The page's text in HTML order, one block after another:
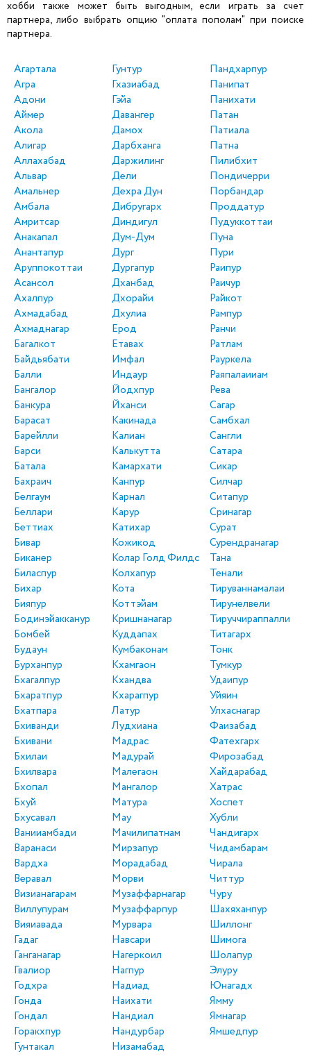
хобби также может быть выгодным, если играть за счет
партнера, либо выбрать опцию "оплата пополам" при поиске
партнера.
Агартала
Агра
Адони
Аймер
Акола
Алигар
Аллахабад
Альвар
Амальнер
Амбала
Амритсар
Анакапал
Анантапур
Аруппокоттаи
Асансол
Ахалпур
Ахмадабад
Ахмаднагар
Багалкот
Байдьябати
Балли
Бангалор
Банкура
Барасат
Барейлли
Барси
Батала
Бахраич
Белгаум
Беллари
Беттиах
Бивар
Биканер
Биласпур
Бихар
Бияпур
Бодинэйакканур
Бомбей
Будаун
Бурханпур
Бхагалпур
Бхаратпур
Бхатпара
Бхиванди
Бхивани
Бхилаи
Бхилвара
Бхопал
Бхуй
Бхусавал
Ванииамбади
Варанаси
Вардха
Веравал
Визианагарам
Виллупурам
Вияиавада
Гадаг
Ганганагар
Гвалиор
Годхра
Гонда
Гондал
Горакхпур
Гунтакал
Гунтур
Гхазиабад
Гэйа
Давангер
Дамох
Дарбханга
Даржилинг
Дели
Дехра Дун
Дибругарх
Диндигул
Дум-Дум
Дург
Дургапур
Дханбад
Дхорайи
Дхулиа
Ерод
Етавах
Имфал
Индаур
Йодхпур
Йханси
Какинада
Калиан
Калькутта
Камархати
Канпур
Карнал
Карур
Катихар
Кожикод
Колар Голд Филдс
Колхапур
Кота
Коттэйам
Кришнанагар
Куддапах
Кумбаконам
Кхамгаон
Кхандва
Кхарагпур
Латур
Лудхиана
Мадрас
Мадурай
Малегаон
Мангалор
Матура
Мау
Мачилипатнам
Мирзапур
Морадабад
Морви
Музаффарнагар
Музаффарпур
Мурвара
Навсари
Нагеркоил
Нагпур
Надиад
Наихати
Нандиал
Нандурбар
Низамабад
Пандхарпур
Панипат
Панихати
Патан
Патиала
Патна
Пилибхит
Пондичерри
Порбандар
Проддатур
Пудуккоттаи
Пуна
Пури
Раипур
Раичур
Райкот
Рампур
Ранчи
Ратлам
Рауркела
Раяпалаииам
Рева
Сагар
Самбхал
Сангли
Сатара
Сикар
Силчар
Ситапур
Сринагар
Сурат
Сурендранагар
Тана
Тенали
Тируваннамалаи
Тирунелвели
Тируччираппалли
Титагарх
Тонк
Тумкур
Удаипур
Уйяин
Улхаснагар
Фаизабад
Фатехгарх
Фирозабад
Хайдарабад
Хатрас
Хоспет
Хубли
Чандигарх
Чидамбарам
Чирала
Читтур
Чуру
Шахяханпур
Шиллонг
Шимога
Шолапур
Элуру
Юнагадх
Ямму
Ямнагар
Ямшедпур